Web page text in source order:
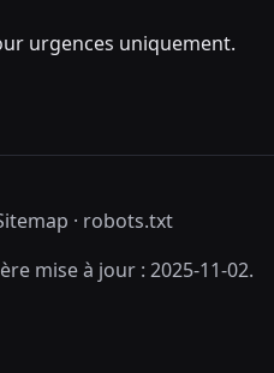
urgences uniquement.
· robots.txt
mise à jour : 2025-11-02.